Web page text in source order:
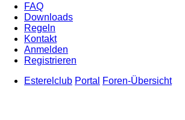
FAQ
Downloads
Regeln
Kontakt
Anmelden
Registrieren
Esterelclub Portal Foren-Übersicht